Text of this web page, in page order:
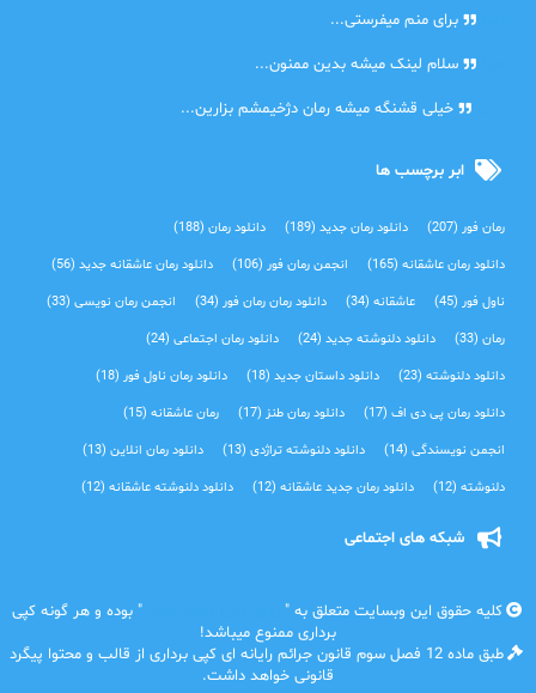
برای منم میفرستی...
سلام لینک میشه بدین ممنون...
خیلی قشنگه میشه رمان دژخیمشم بزارین...
ابر برچسب ها
رمان فور(207) دانلود رمان جدید(189) دانلود رمان(188)
دانلود رمان عاشقانه(165) انجمن رمان فور(106) دانلود رمان عاشقانه جدید(56)
ناول فور(45) عاشقانه(34) دانلود رمان رمان فور(34) انجمن رمان نویسی(33)
رمان(33) دانلود دلنوشته جدید(24) دانلود رمان اجتماعی‌(24)
دانلود دلنوشته(23) دانلود داستان جدید(18) دانلود رمان ناول فور(18)
دانلود رمان پی دی اف(17) دانلود رمان طنز(17) رمان عاشقانه(15)
انجمن نویسندگی(14) دانلود دلنوشته تراژدی‌(13) دانلود رمان انلاین(13)
دلنوشته(12) دانلود رمان جدید عاشقانه(12) دانلود دلنوشته عاشقانه(12)
شبکه های اجتماعی
کلیه حقوق این وبسایت متعلق به "
" بوده و هر گونه کپی
برداری ممنوع میباشد!
طبق ماده 12 فصل سوم قانون جرائم رایانه ای کپی برداری از قالب و محتوا پیگرد
قانونی خواهد داشت.